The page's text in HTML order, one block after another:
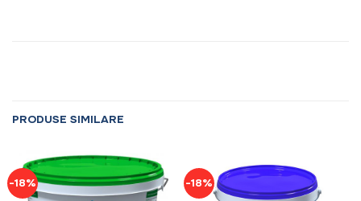
PRODUSE SIMILARE
-18% -18%